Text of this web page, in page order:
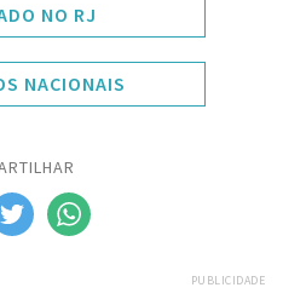
NO RJ
NACIONAIS
PUBLICIDADE